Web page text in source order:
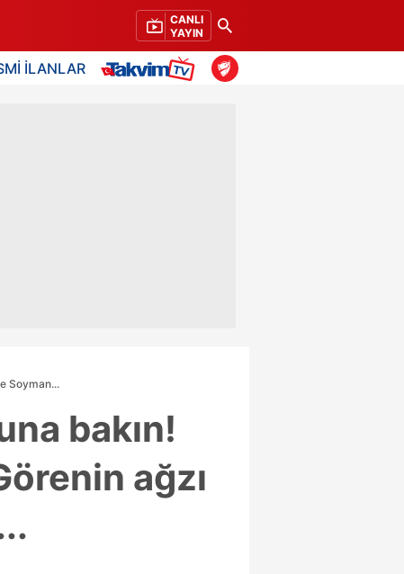
CANLI
YAYIN
İLANLAR
Soyman...
bakın!
ağzı